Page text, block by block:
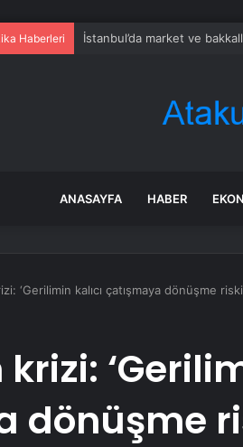
Haberleri İstanbul’da market ve
ANASAYFA HABER
‘Gerilimin kalıcı çatışmaya dönüşme riski
dönüşme